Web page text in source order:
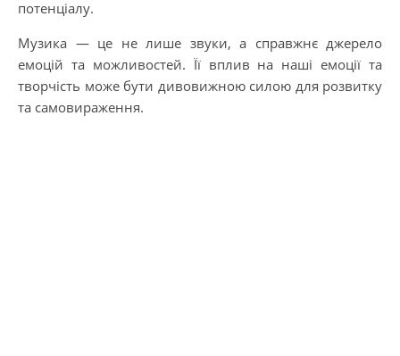
потенціалу.
Музика — це не лише звуки, а справжнє джерело
емоцій та можливостей. Її вплив на наші емоції та
творчість може бути дивовижною силою для розвитку
та самовираження.